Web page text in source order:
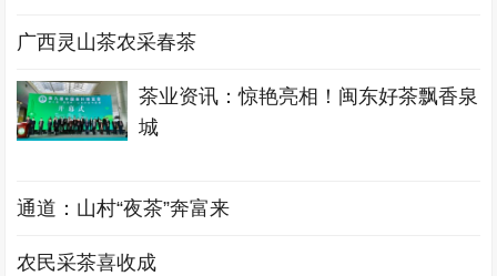
广西灵山茶农采春茶
茶业资讯：惊艳亮相！闽东好茶飘香泉
城
通道：山村“夜茶”奔富来
农民采茶喜收成